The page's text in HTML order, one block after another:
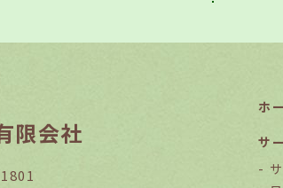
限会社
ホ
サ